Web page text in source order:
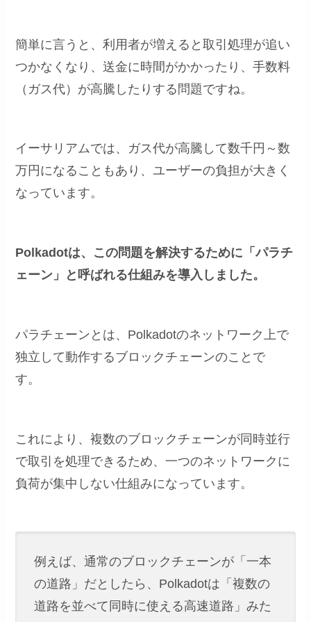
簡単に言うと、利用者が増えると取引処理が追い
つかなくなり、送金に時間がかかったり、手数料
（ガス代）が高騰したりする問題ですね。
イーサリアムでは、ガス代が高騰して数千円～数
万円になることもあり、ユーザーの負担が大きく
なっています。
Polkadotは、この問題を解決するために「パラチ
ェーン」と呼ばれる仕組みを導入しました。
パラチェーンとは、Polkadotのネットワーク上で
独立して動作するブロックチェーンのことで
す。
これにより、複数のブロックチェーンが同時並行
で取引を処理できるため、一つのネットワークに
負荷が集中しない仕組みになっています。
例えば、通常のブロックチェーンが「一本
の道路」だとしたら、Polkadotは「複数の
道路を並べて同時に使える高速道路」みた